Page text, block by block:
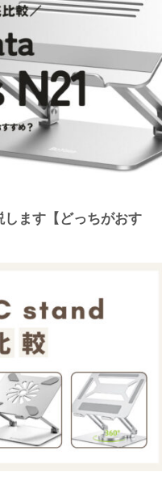
します【どっちがおす